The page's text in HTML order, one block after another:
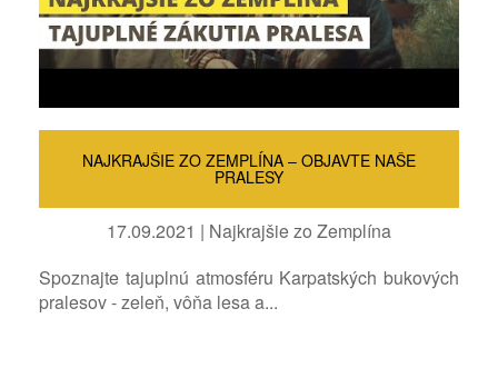
NAJKRAJŠIE ZO ZEMPLÍNA – OBJAVTE NAŠE
PRALESY
17.09.2021 | Najkrajšie zo Zemplína
Spoznajte tajuplnú atmosféru Karpatských bukových
pralesov - zeleň, vôňa lesa a...